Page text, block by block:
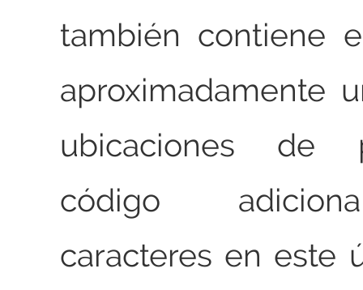
también contiene
aproximadamente
ubicaciones de
código
caracteres en este